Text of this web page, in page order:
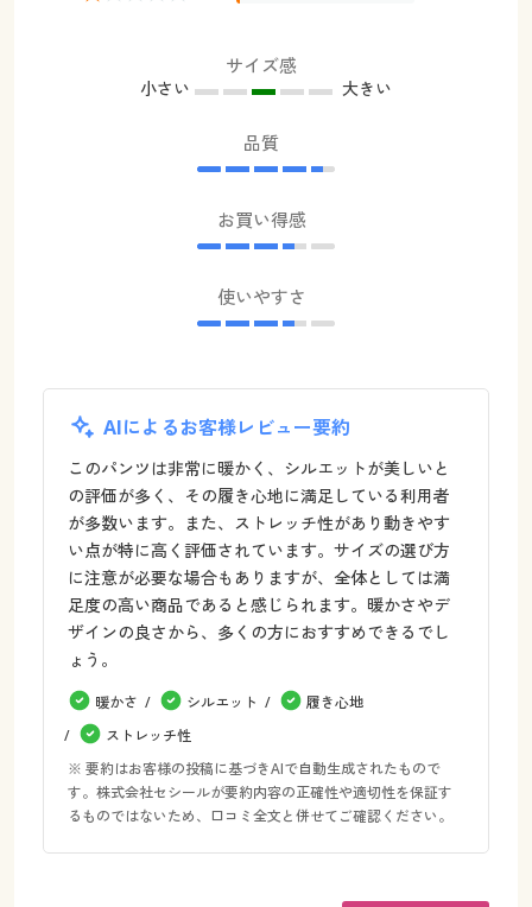
サイズ感
小さい 大きい
品質
お買い得感
使いやすさ
AIによるお客様レビュー要約
このパンツは非常に暖かく、シルエットが美しいと
の評価が多く、その履き心地に満足している利用者
が多数います。また、ストレッチ性があり動きやす
い点が特に高く評価されています。サイズの選び方
に注意が必要な場合もありますが、全体としては満
足度の高い商品であると感じられます。暖かさやデ
ザインの良さから、多くの方におすすめできるでし
ょう。
暖かさ シルエット
履き心地
ストレッチ性
※ 要約はお客様の投稿に基づきAIで自動生成されたもので
す。株式会社セシールが要約内容の正確性や適切性を保証す
るものではないため、口コミ全文と併せてご確認ください。